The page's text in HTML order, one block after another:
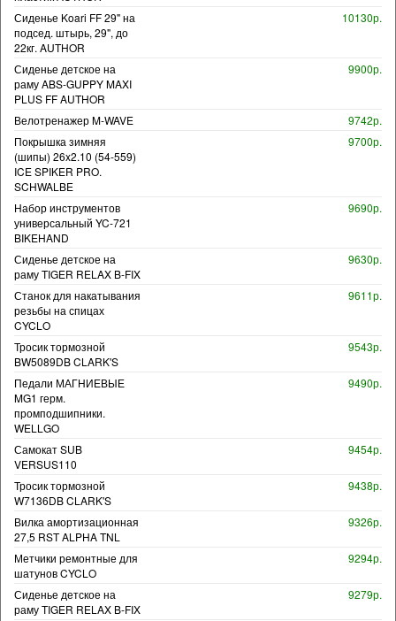
Сиденье Koari FF 29" на
подсед. штырь, 29", до
22кг. AUTHOR
10130р.
Сиденье детское на
раму ABS-GUPPY MAXI
PLUS FF AUTHOR
9900р.
Велотренажер M-WAVE
9742р.
Покрышка зимняя
(шипы) 26x2.10 (54-559)
ICE SPIKER PRO.
SCHWALBE
9700р.
Набор инструментов
универсальный YC-721
BIKEHAND
9690р.
Сиденье детское на
раму TIGER RELAX B-FIX
9630р.
Станок для накатывания
резьбы на спицах
CYCLO
9611р.
Тросик тормозной
BW5089DB CLARK'S
9543р.
Педали МАГНИЕВЫЕ
MG1 герм.
промподшипники.
WELLGO
9490р.
Самокат SUB
VERSUS110
9454р.
Тросик тормозной
W7136DB CLARK'S
9438р.
Вилка амортизационная
27,5 RST ALPHA TNL
9326р.
Метчики ремонтные для
шатунов CYCLO
9294р.
Сиденье детское на
раму TIGER RELAX B-FIX
9279р.